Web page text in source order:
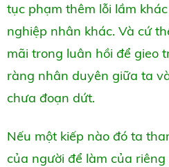
tục phạm thêm lỗi lầm
nghiệp nhân khác. Và cứ
mãi trong luân hồi để gieo
ràng nhân duyên giữa ta
chưa đoạn dứt.
Nếu một kiếp nào đó ta
của người để làm của